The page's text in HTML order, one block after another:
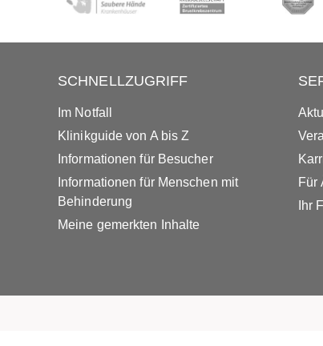
SCHNELLZUGRIFF
Im Notfall
Klinikguide von A bis Z
Informationen für Besucher
Informationen für Menschen mit
Behinderung
Meine gemerkten Inhalte
Für
Ihr